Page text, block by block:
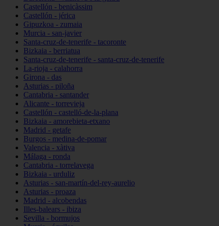
Castellón - benicàssim
Castellón - jérica
Gipuzkoa - zumaia
Murcia - san-javier
Santa-cruz-de-tenerife - tacoronte
Bizkaia - berriatua
Santa-cruz-de-tenerife - santa-cruz-de-tenerife
La-rioja - calahorra
Girona - das
Asturias - piloña
Cantabria - santander
Alicante - torrevieja
Castellón - castelló-de-la-plana
Bizkaia - amorebieta-etxano
Madrid - getafe
Burgos - medina-de-pomar
Valencia - xàtiva
Málaga - ronda
Cantabria - torrelavega
Bizkaia - urduliz
Asturias - san-martín-del-rey-aurelio
Asturias - proaza
Madrid - alcobendas
Illes-balears - ibiza
Sevilla - bormujos